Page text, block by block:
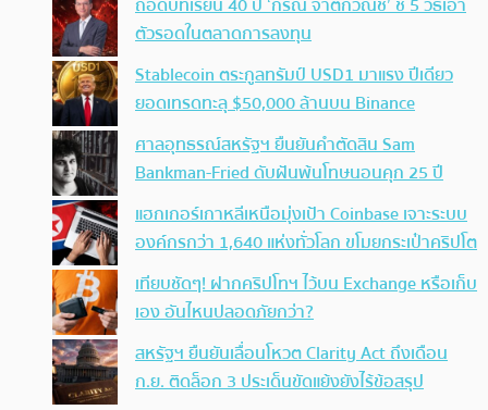
ตัวรอดในตลาดการลงทุน
Stablecoin ตระกูลทรัมป์ USD1 มาแรง ปีเดียว
ยอดเทรดทะลุ $50,000 ล้านบน Binance
ศาลอุทธรณ์สหรัฐฯ ยืนยันคำตัดสิน Sam
Bankman-Fried ดับฝันพ้นโทษนอนคุก 25 ปี
แฮกเกอร์เกาหลีเหนือมุ่งเป้า Coinbase เจาะระบบ
องค์กรกว่า 1,640 แห่งทั่วโลก ขโมยกระเป๋าคริปโต
เทียบชัดๆ! ฝากคริปโทฯ ไว้บน Exchange หรือเก็บ
เอง อันไหนปลอดภัยกว่า?
สหรัฐฯ ยืนยันเลื่อนโหวต Clarity Act ถึงเดือน
ก.ย. ติดล็อก 3 ประเด็นขัดแย้งยังไร้ข้อสรุป